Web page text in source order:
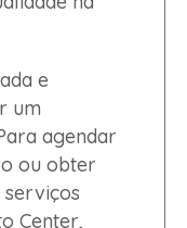
e
um
agendar
ou obter
Center,